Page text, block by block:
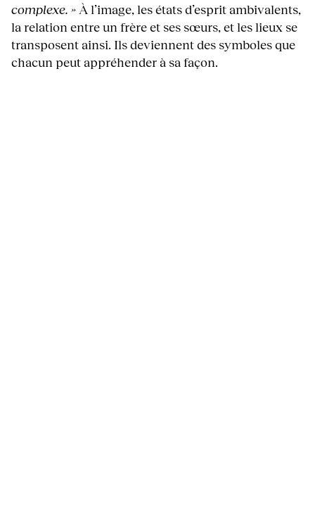
complexe. » À l’image, les états d’esprit ambivalents,
la relation entre un frère et ses sœurs, et les lieux se
transposent ainsi. Ils deviennent des symboles que
chacun peut appréhender à sa façon.